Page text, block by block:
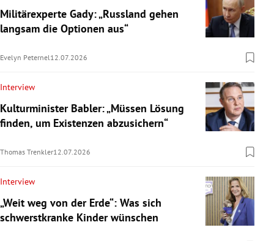
Militärexperte Gady: „Russland gehen
langsam die Optionen aus“
Evelyn Peternel12.07.2026
Interview
Kulturminister Babler: „Müssen Lösung
finden, um Existenzen abzusichern“
Thomas Trenkler12.07.2026
Interview
„Weit weg von der Erde“: Was sich
schwerstkranke Kinder wünschen